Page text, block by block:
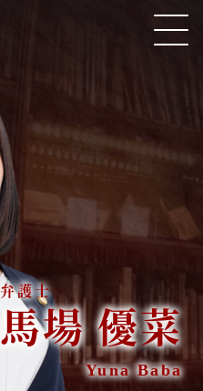
馬場 優菜
Yuna Baba